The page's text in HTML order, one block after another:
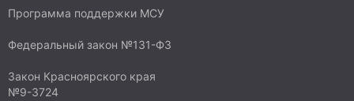
Программа поддержки МСУ
Федеральный закон №131-ФЗ
Закон Красноярского края
№9-3724